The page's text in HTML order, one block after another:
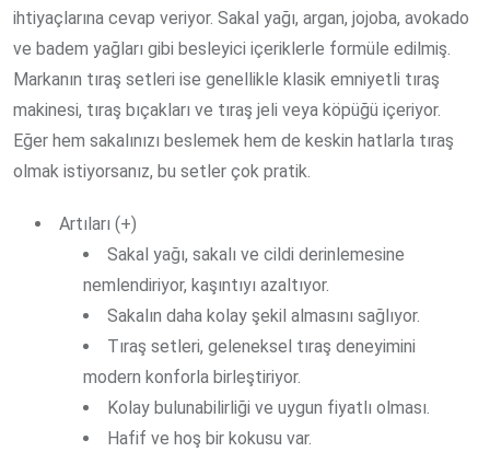
ihtiyaçlarına cevap veriyor. Sakal yağı, argan, jojoba, avokado
ve badem yağları gibi besleyici içeriklerle formüle edilmiş.
Markanın tıraş setleri ise genellikle klasik emniyetli tıraş
makinesi, tıraş bıçakları ve tıraş jeli veya köpüğü içeriyor.
Eğer hem sakalınızı beslemek hem de keskin hatlarla tıraş
olmak istiyorsanız, bu setler çok pratik.
Artıları (+)
Sakal yağı, sakalı ve cildi derinlemesine
nemlendiriyor, kaşıntıyı azaltıyor.
Sakalın daha kolay şekil almasını sağlıyor.
Tıraş setleri, geleneksel tıraş deneyimini
modern konforla birleştiriyor.
Kolay bulunabilirliği ve uygun fiyatlı olması.
Hafif ve hoş bir kokusu var.